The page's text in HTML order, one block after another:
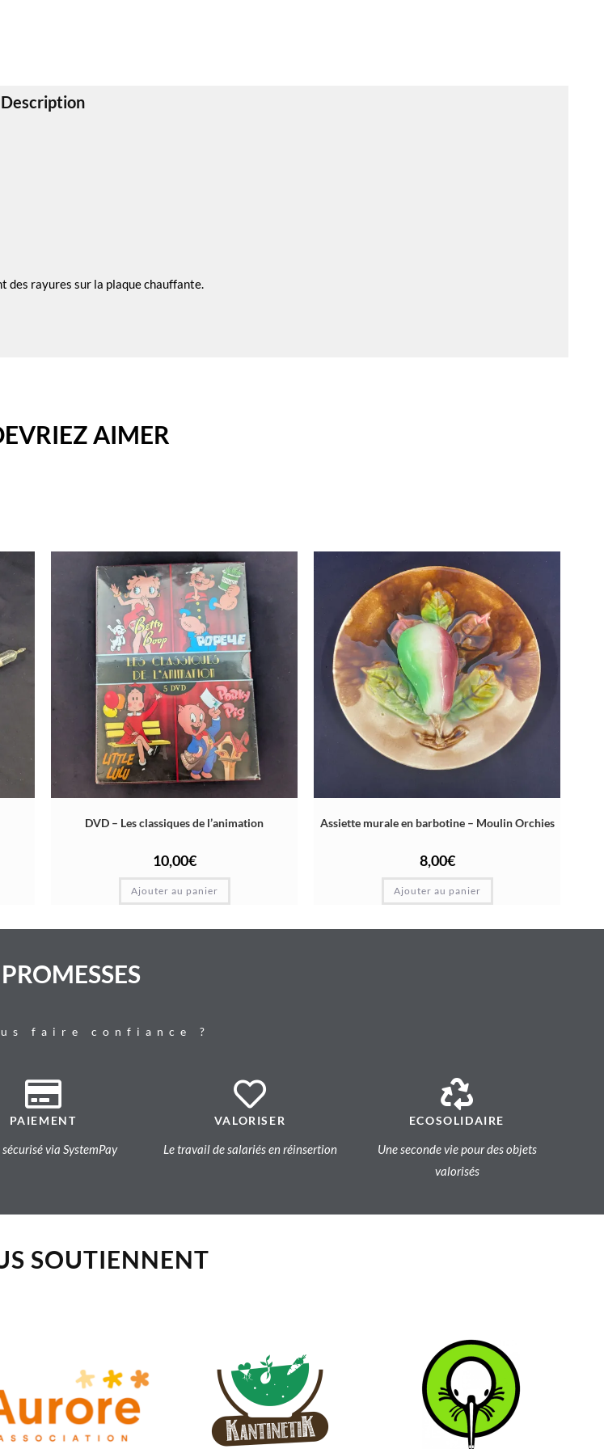
Description
des rayures sur la plaque chauffante.
AIMER
DVD – Les classiques de l’animation
10,00€
Ajouter au panier
Assiette murale en barbotine – Moulin Orchies
8,00€
Ajouter au panier
faire confiance ?
PAIEMENT
via SystemPay
VALORISER
Le travail de salariés en réinsertion
ECOSOLIDAIRE
Une seconde vie pour des objets
valorisés
SOUTIENNENT